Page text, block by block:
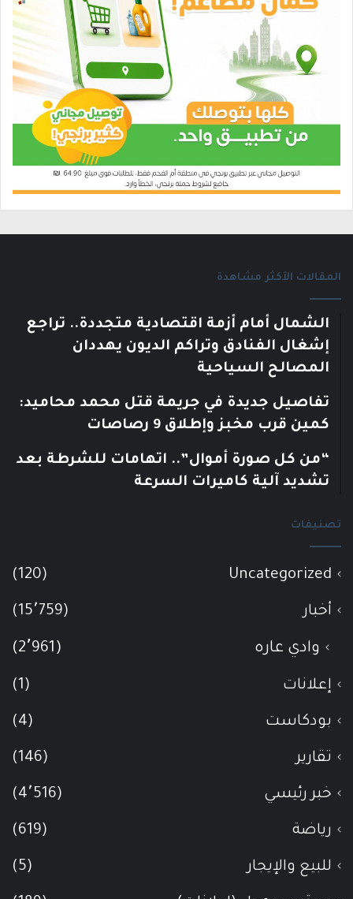
المقالات الأكثر مشاهدة
الشمال أمام أزمة اقتصادية متجددة.. تراجع
إشغال الفنادق وتراكم الديون يهددان
المصالح السياحية
تفاصيل جديدة في جريمة قتل محمد محاميد:
كمين قرب مخبز وإطلاق 9 رصاصات
“من كل صورة أموال”.. اتهامات للشرطة بعد
تشديد آلية كاميرات السرعة
تصنيفات
Uncategorized
(120)
أخبار (15٬759)
وادي عاره (2٬961)
إعلانات (1)
بودكاست (4)
تقارير (146)
خبر رئيسي (4٬516)
رياضة (619)
للبيع والإيجار (5)